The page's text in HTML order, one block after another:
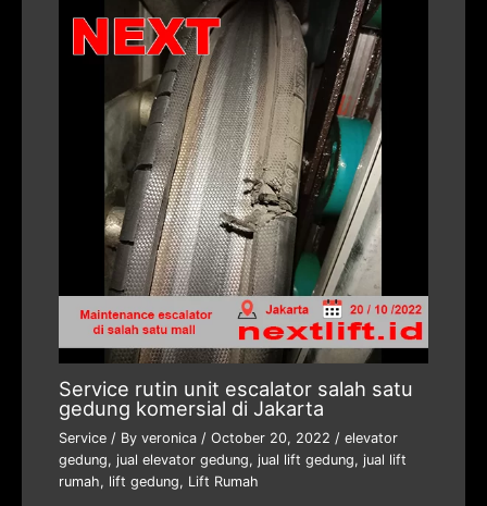
Service rutin unit escalator salah satu
gedung komersial di Jakarta
Service / Byveronica /October 20, 2022 /elevator
gedung, jual elevator gedung, jual lift gedung, jual lift
rumah, lift gedung, Lift Rumah